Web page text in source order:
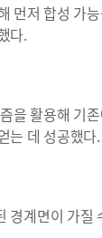
저 합성 가
다.
을 활용해 기
는 데 성공했다.
경계면이 가